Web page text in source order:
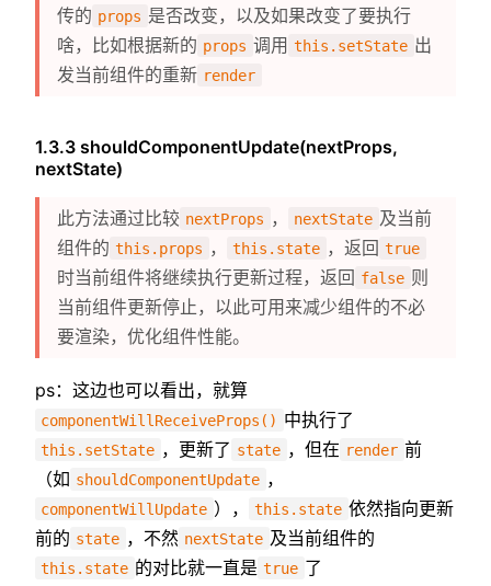
传的 props 是否改变，以及如果改变了要执行
啥，比如根据新的 props 调用 this.setState 出
发当前组件的重新 render
1.3.3 shouldComponentUpdate(nextProps,
nextState)
此方法通过比较 nextProps ， nextState 及当前
组件的 this.props ， this.state ，返回 true
时当前组件将继续执行更新过程，返回 false 则
当前组件更新停止，以此可用来减少组件的不必
要渲染，优化组件性能。
ps：这边也可以看出，就算
componentWillReceiveProps() 中执行了
this.setState ，更新了 state ，但在 render 前
（如 shouldComponentUpdate ，
componentWillUpdate ）， this.state 依然指向更新
前的 state ，不然 nextState 及当前组件的
this.state 的对比就一直是 true 了